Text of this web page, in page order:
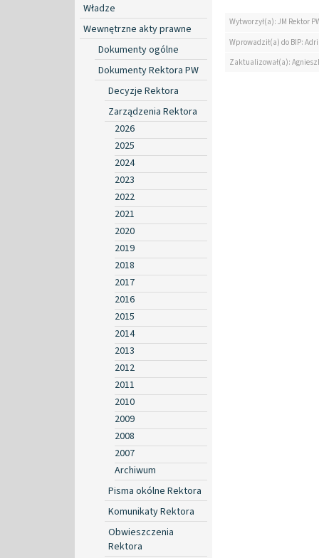
Władze
Wewnętrzne akty prawne
Dokumenty ogólne
Dokumenty Rektora PW
Decyzje Rektora
Zarządzenia Rektora
2026
2025
2024
2023
2022
2021
2020
2019
2018
2017
2016
2015
2014
2013
2012
2011
2010
2009
2008
2007
Archiwum
Pisma okólne Rektora
Komunikaty Rektora
Obwieszczenia
Rektora
Wytworzył(a): JM Rektor
Wprowadził(a) do BIP:
Zaktualizował(a):